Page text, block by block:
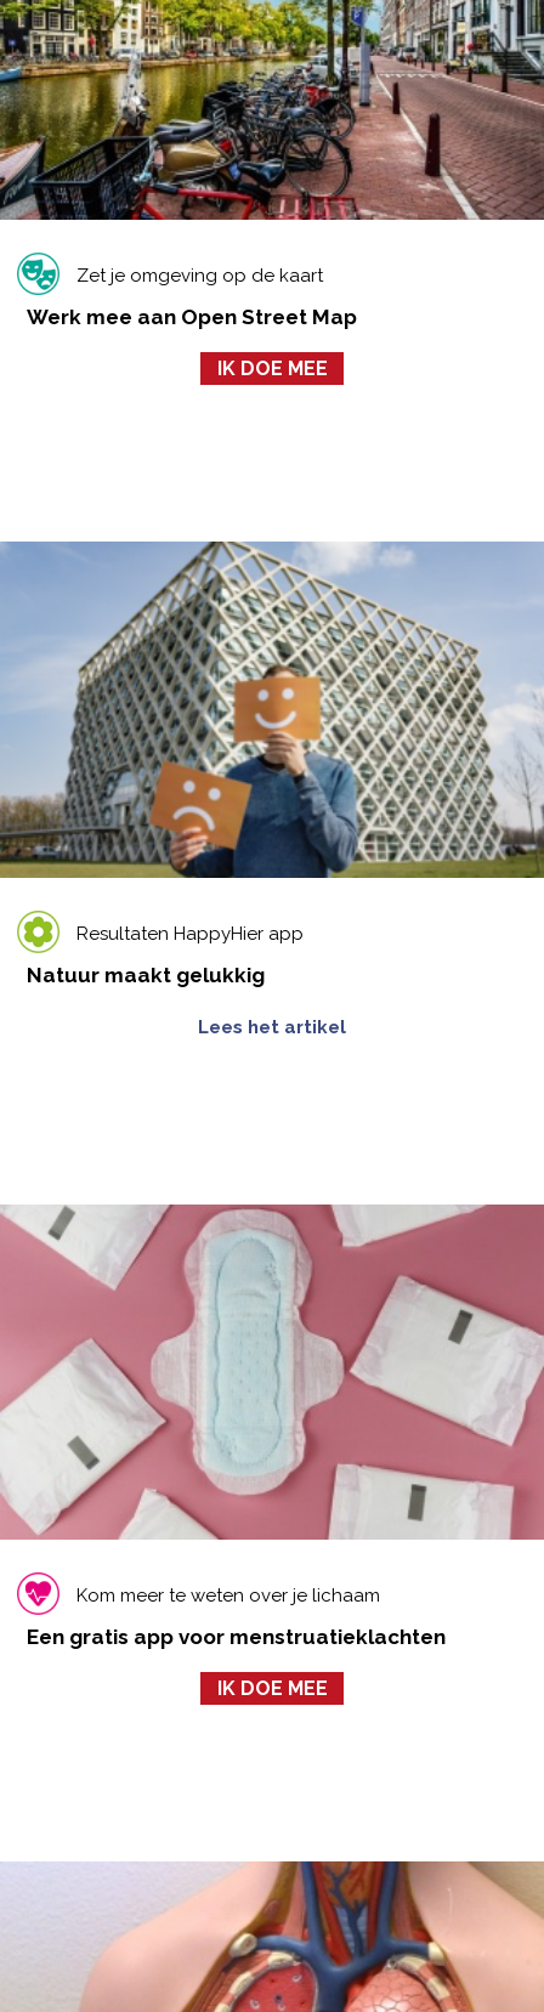
Zet je omgeving op de kaart
Werk mee aan Open Street Map
IK DOE MEE
Resultaten HappyHier app
Natuur maakt gelukkig
Lees het artikel
Kom meer te weten over je lichaam
Een gratis app voor menstruatieklachten
IK DOE MEE